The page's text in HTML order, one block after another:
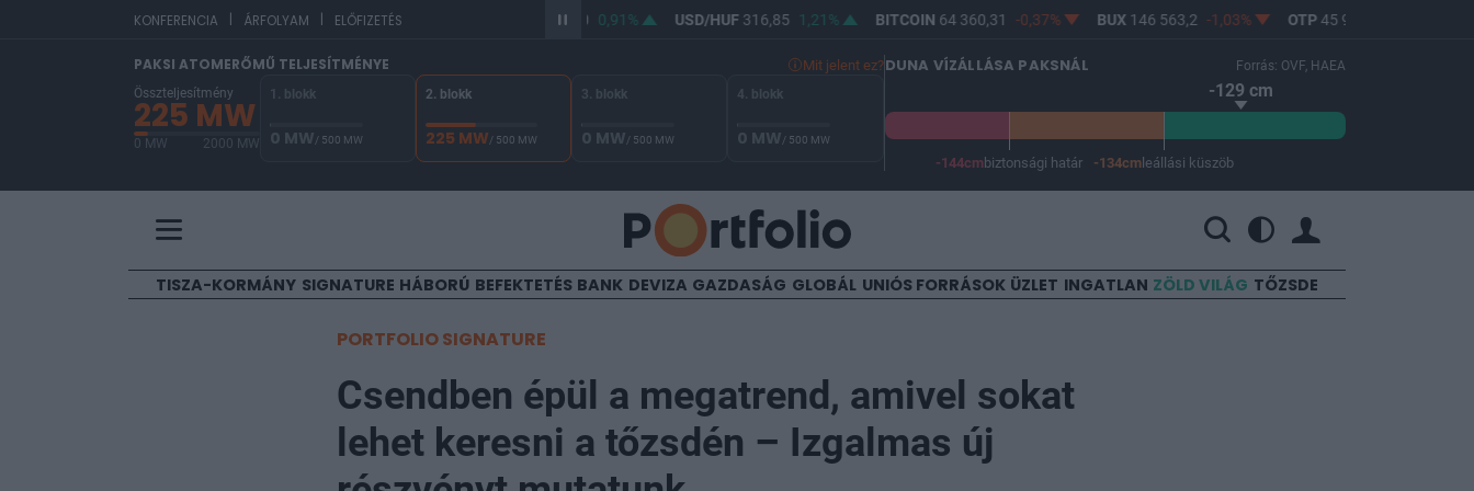
KONFERENCIA | ÁRFOLYAM | ELŐFIZETÉS 365,00 0,91% USD/HUF 316,85 1,21% BITCOIN64 360,31 -0,37% BUX146 563,2 -1,03% OTP45 900
PAKSI ATOMERŐMŰ TELJESÍTMÉNYE Mit jelent ez?
Összteljesítmény
225 MW
0 MW 2000 MW
1. blokk
0 MW/ 500 MW
2. blokk
225 MW/ 500 MW
3. blokk
0 MW/ 500 MW
4. blokk
0 MW/ 500 MW
DUNA VÍZÁLLÁSA PAKSNÁL Forrás: OVF, HAEA
-129 cm
-144cm biztonsági határ -134cm leállási küszöb
TISZA-KORMÁNY SIGNATURE HÁBORÚ BEFEKTETÉS BANK DEVIZA GAZDASÁG GLOBÁL UNIÓS FORRÁSOK ÜZLET INGATLAN ZÖLD VILÁG TŐZSDE
PORTFOLIO SIGNATURE
Csendben épül a megatrend, amivel sokat
lehet keresni a tőzsdén – Izgalmas új